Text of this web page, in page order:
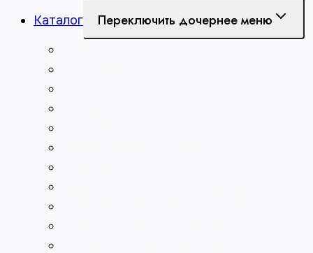
Каталог Переключить дочернее меню